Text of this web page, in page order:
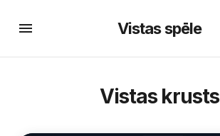
Vistas spēle
Vistas krusts